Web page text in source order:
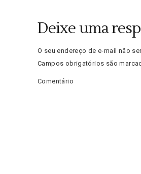
Deixe uma
O seu endereço de e-mail não
Campos obrigatórios são
Comentário